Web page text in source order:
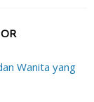
Wanita yang